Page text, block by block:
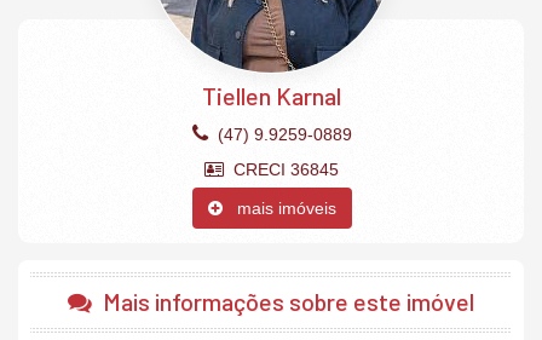
2 vagas de garagem privativas.
02 Apartamentos por andar
Academia
Lounge da Lareira
Espaço Kids Interno e externo
Tiellen Karnal
(47) 9.9259-0889
CRECI 36845
mais imóveis
Mais informações sobre este imóvel